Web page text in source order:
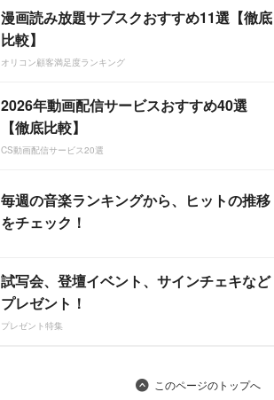
漫画読み放題サブスクおすすめ11選【徹底
比較】
オリコン顧客満足度ランキング
2026年動画配信サービスおすすめ40選
【徹底比較】
CS動画配信サービス20選
毎週の音楽ランキングから、ヒットの推移
をチェック！
試写会、登壇イベント、サインチェキなど
プレゼント！
プレゼント特集
このページのトップへ